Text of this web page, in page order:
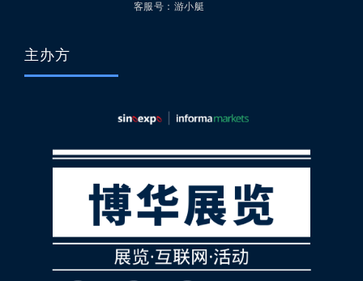
客服号：游小艇
主办方